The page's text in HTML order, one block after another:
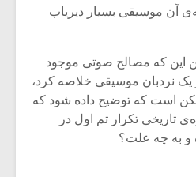
آن موسیقی بسیار دیریاب
این که مصالح صوتی موجود
یک نردبان موسیقی خلاصه کرد،
است که توضیح داده شود که
تاریخی تکرار تم اول در
و به چه علت؟